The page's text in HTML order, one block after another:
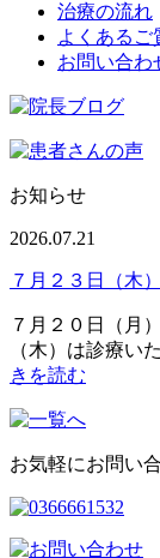
治療の流れ
よくあるご
お問い合わ
お知らせ
2026.07.21
７月２３日（木
７月２０日（月
（木）は診療い
きを読む
お気軽にお問い